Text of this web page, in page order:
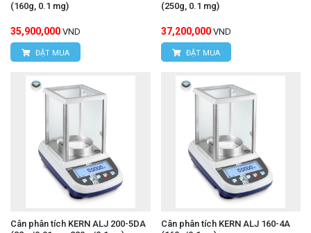
(160g, 0.1 mg)
35,900,000 VND
ĐẶT MUA
(250g, 0.1 mg)
37,200,000 VND
ĐẶT MUA
Cân phân tích KERN ALJ 200-5DA
Cân phân tích KERN ALJ 160-4A